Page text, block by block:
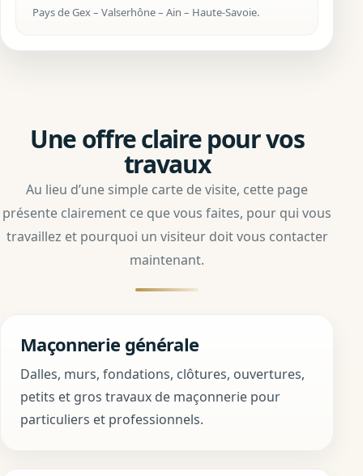
Pays de Gex – Valserhône – Ain – Haute-Savoie.
Une offre claire pour vos
travaux
Au lieu d’une simple carte de visite, cette page
présente clairement ce que vous faites, pour qui vous
travaillez et pourquoi un visiteur doit vous contacter
maintenant.
Maçonnerie générale
Dalles, murs, fondations, clôtures, ouvertures,
petits et gros travaux de maçonnerie pour
particuliers et professionnels.